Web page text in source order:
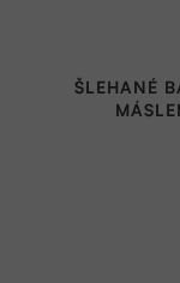
ŠLEHANÉ